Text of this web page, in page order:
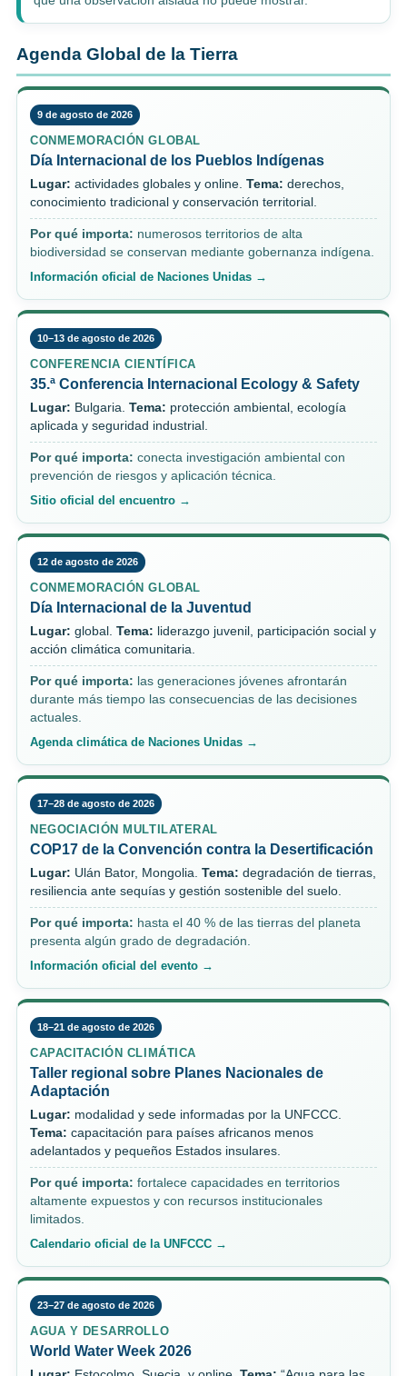
Agenda Global de la Tierra
9 de agosto de 2026
CONMEMORACIÓN GLOBAL
Día Internacional de los Pueblos Indígenas
Lugar: actividades globales y online. Tema: derechos,
conocimiento tradicional y conservación territorial.
Por qué importa: numerosos territorios de alta
biodiversidad se conservan mediante gobernanza indígena.
Información oficial de Naciones Unidas →
10–13 de agosto de 2026
CONFERENCIA CIENTÍFICA
35.ª Conferencia Internacional Ecology & Safety
Lugar: Bulgaria. Tema: protección ambiental, ecología
aplicada y seguridad industrial.
Por qué importa: conecta investigación ambiental con
prevención de riesgos y aplicación técnica.
Sitio oficial del encuentro →
12 de agosto de 2026
CONMEMORACIÓN GLOBAL
Día Internacional de la Juventud
Lugar: global. Tema: liderazgo juvenil, participación social y
acción climática comunitaria.
Por qué importa: las generaciones jóvenes afrontarán
durante más tiempo las consecuencias de las decisiones
actuales.
Agenda climática de Naciones Unidas →
17–28 de agosto de 2026
NEGOCIACIÓN MULTILATERAL
COP17 de la Convención contra la Desertificación
Lugar: Ulán Bator, Mongolia. Tema: degradación de tierras,
resiliencia ante sequías y gestión sostenible del suelo.
Por qué importa: hasta el 40 % de las tierras del planeta
presenta algún grado de degradación.
Información oficial del evento →
18–21 de agosto de 2026
CAPACITACIÓN CLIMÁTICA
Taller regional sobre Planes Nacionales de
Adaptación
Lugar: modalidad y sede informadas por la UNFCCC.
Tema: capacitación para países africanos menos
adelantados y pequeños Estados insulares.
Por qué importa: fortalece capacidades en territorios
altamente expuestos y con recursos institucionales
limitados.
Calendario oficial de la UNFCCC →
23–27 de agosto de 2026
AGUA Y DESARROLLO
World Water Week 2026